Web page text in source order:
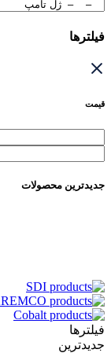
فیلترها
قیمت
جدیدترین محصولات
فیلترها
جدیدترین